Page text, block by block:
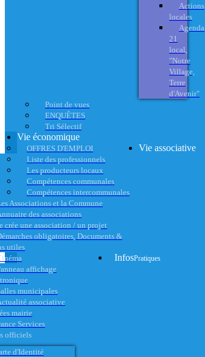
Actions
locales
Agenda
21
local,
"Notre
Village,
Terre
d'Avenir"
Point de vues
ENQUÊTES
Tri Sélectif
Vie économique
OFFRES D'EMPLOI
Liste des professionnels
Les producteurs locaux
Compétences communales
Compétences intercommunales
Vie associative
Associations et la Commune
des associations
crée une association / un projet
obligatoires, Documents &
utiles
affichage
municipales
associative
InfosPratiques
mairie
Services
officiels
d'Identité